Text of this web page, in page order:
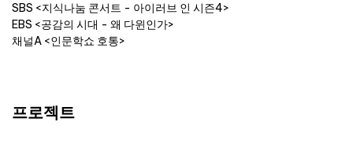
SBS <지식나눔 콘서트 - 아이러브 인 시즌4>
EBS <공감의 시대 - 왜 다윈인가>
채널A <인문학쇼 호통>
프로젝트